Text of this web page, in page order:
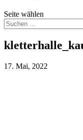
Seite wählen
17. Mai, 2022